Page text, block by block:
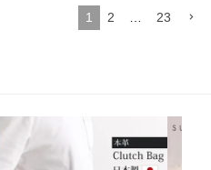
1
2 … 23